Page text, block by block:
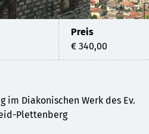
Preis
€ 340,00
im Diakonischen Werk des Ev.
Plettenberg